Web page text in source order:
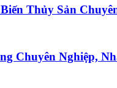
Thủy Sản
Chuyên Nghiệp,